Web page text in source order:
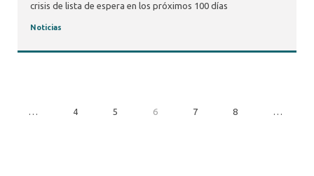
crisis de lista de espera en los próximos 100 días
Noticias
4 5 6 7 8